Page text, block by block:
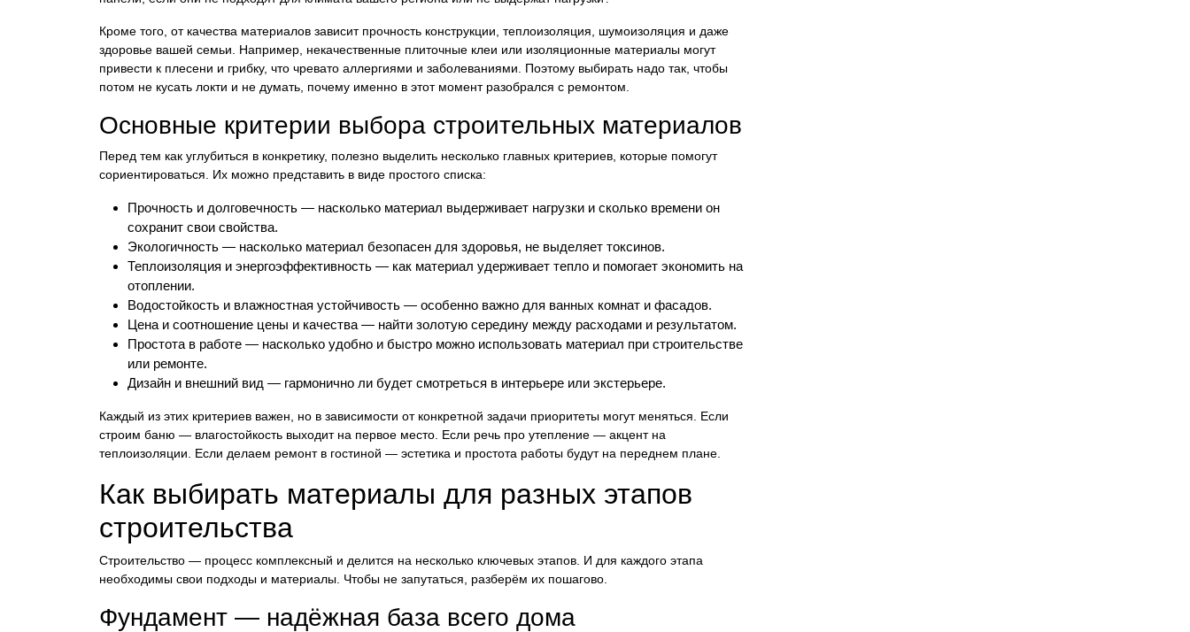
Кроме того, от качества материалов зависит прочность конструкции, теплоизоляция, шумоизоляция и даже
здоровье вашей семьи. Например, некачественные плиточные клеи или изоляционные материалы могут
привести к плесени и грибку, что чревато аллергиями и заболеваниями. Поэтому выбирать надо так, чтобы
потом не кусать локти и не думать, почему именно в этот момент разобрался с ремонтом.
Основные критерии выбора строительных материалов
Перед тем как углубиться в конкретику, полезно выделить несколько главных критериев, которые помогут
сориентироваться. Их можно представить в виде простого списка:
Прочность и долговечность — насколько материал выдерживает нагрузки и сколько времени он
сохранит свои свойства.
Экологичность — насколько материал безопасен для здоровья, не выделяет токсинов.
Теплоизоляция и энергоэффективность — как материал удерживает тепло и помогает экономить на
отоплении.
Водостойкость и влажностная устойчивость — особенно важно для ванных комнат и фасадов.
Цена и соотношение цены и качества — найти золотую середину между расходами и результатом.
Простота в работе — насколько удобно и быстро можно использовать материал при строительстве
или ремонте.
Дизайн и внешний вид — гармонично ли будет смотреться в интерьере или экстерьере.
Каждый из этих критериев важен, но в зависимости от конкретной задачи приоритеты могут меняться. Если
строим баню — влагостойкость выходит на первое место. Если речь про утепление — акцент на
теплоизоляции. Если делаем ремонт в гостиной — эстетика и простота работы будут на переднем плане.
Как выбирать материалы для разных этапов
строительства
Строительство — процесс комплексный и делится на несколько ключевых этапов. И для каждого этапа
необходимы свои подходы и материалы. Чтобы не запутаться, разберём их пошагово.
Фундамент — надёжная база всего дома